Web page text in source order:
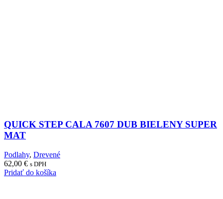
QUICK STEP CALA 7607 DUB BIELENY SUPER
MAT
Podlahy, Drevené
62,00 € s DPH
Pridať do košíka